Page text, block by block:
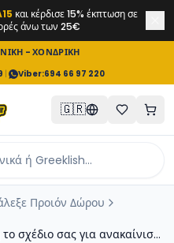
και κέρδισε 15% έκπτωση σε
άνω των 25€
- ΧΟΝΔΡΙΚΗ
| Viber:694 66 97 220
🇬🇷
Προιόν Δώρου
σχέδιο σας για ανακαίνιση